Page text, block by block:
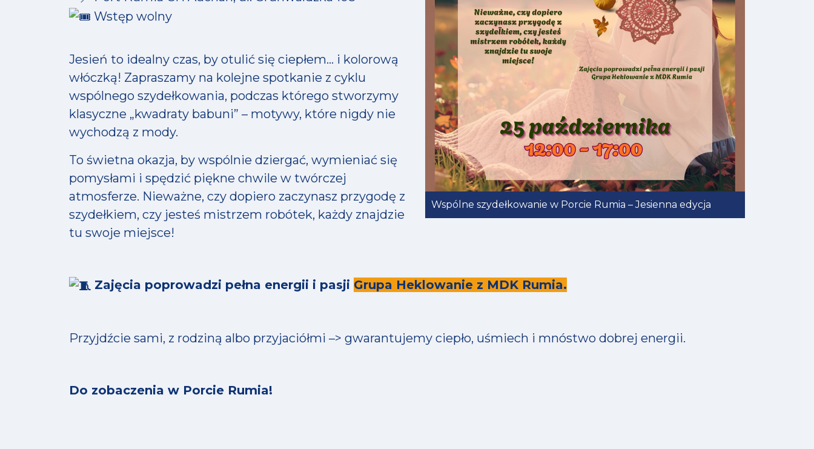
Wspólne szydełkowanie w Porcie Rumia – Jesienna edycja
Wstęp wolny
Jesień to idealny czas, by otulić się ciepłem… i kolorową
włóczką! Zapraszamy na kolejne spotkanie z cyklu
wspólnego szydełkowania, podczas którego stworzymy
klasyczne „kwadraty babuni” – motywy, które nigdy nie
wychodzą z mody.
To świetna okazja, by wspólnie dziergać, wymieniać się
pomysłami i spędzić piękne chwile w twórczej
atmosferze. Nieważne, czy dopiero zaczynasz przygodę z
szydełkiem, czy jesteś mistrzem robótek, każdy znajdzie
tu swoje miejsce!
Zajęcia poprowadzi pełna energii i pasji Grupa Heklowanie z MDK Rumia.
Przyjdźcie sami, z rodziną albo przyjaciółmi –> gwarantujemy ciepło, uśmiech i mnóstwo dobrej energii.
Do zobaczenia w Porcie Rumia!